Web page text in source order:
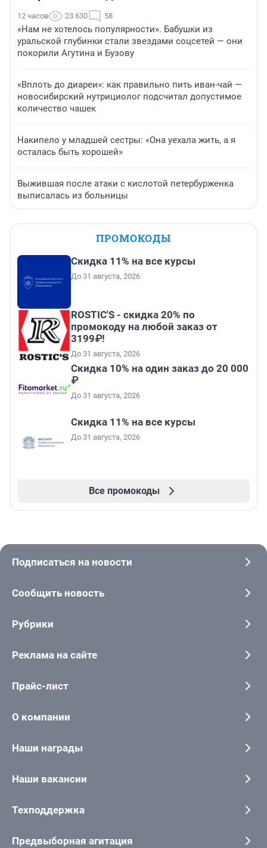
12 часов 23 630 58
«Нам не хотелось популярности». Бабушки из
уральской глубинки стали звездами соцсетей — они
покорили Агутина и Бузову
«Вплоть до диареи»: как правильно пить иван-чай —
новосибирский нутрициолог подсчитал допустимое
количество чашек
Накипело у младшей сестры: «Она уехала жить, а я
осталась быть хорошей»
Выжившая после атаки с кислотой петербурженка
выписалась из больницы
ПРОМОКОДЫ
Скидка 11% на все курсы
До 31 августа, 2026
ROSTIC'S - скидка 20% по
промокоду на любой заказ от
3199₽!
До 31 августа, 2026
Скидка 10% на один заказ до 20 000
₽
До 31 августа, 2026
Скидка 11% на все курсы
До 31 августа, 2026
Все промокоды
Подписаться на новости
Сообщить новость
Рубрики
Реклама на сайте
Прайс-лист
О компании
Наши награды
Наши вакансии
Техподдержка
Предвыборная агитация